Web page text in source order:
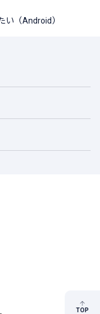
い（Android）
TOP